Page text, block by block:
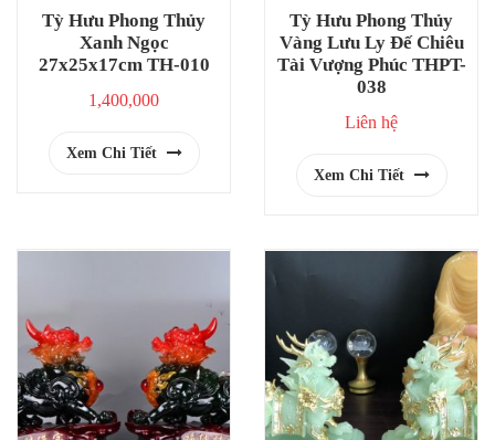
Tỳ Hưu Phong Thủy
Xanh Ngọc
27x25x17cm TH-010
1,400,000
Xem Chi Tiết
Tỳ Hưu Phong Thủy
Vàng Lưu Ly Đế Chiêu
Tài Vượng Phúc THPT-
038
Liên hệ
Xem Chi Tiết